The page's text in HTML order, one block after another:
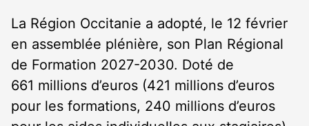
La Région Occitanie a adopté, le 12 février
en assemblée plénière, son Plan Régional
de Formation 2027-2030. Doté de
661 millions d’euros (421 millions d’euros
pour les formations, 240 millions d’euros